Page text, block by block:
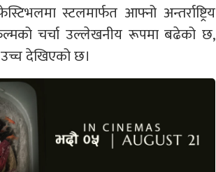
स्टलमार्फत आफ्नो अन्तर्राष्ट्रिय
चर्चा उल्लेखनीय रूपमा बढेको छ,
देखिएको छ।